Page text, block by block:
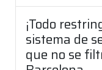
¡Todo
sistema de
que no se